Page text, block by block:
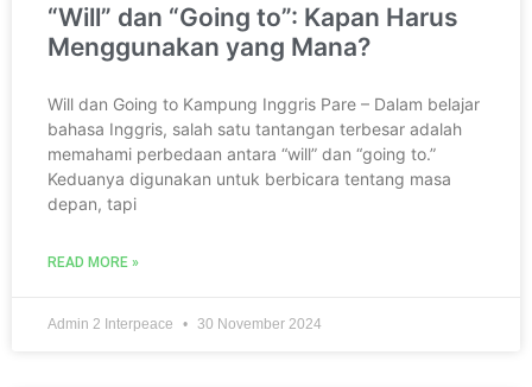
“Will” dan “Going to”: Kapan Harus
Menggunakan yang Mana?
Will dan Going to Kampung Inggris Pare – Dalam belajar
bahasa Inggris, salah satu tantangan terbesar adalah
memahami perbedaan antara “will” dan “going to.”
Keduanya digunakan untuk berbicara tentang masa
depan, tapi
READ MORE »
Admin 2 Interpeace 30 November 2024